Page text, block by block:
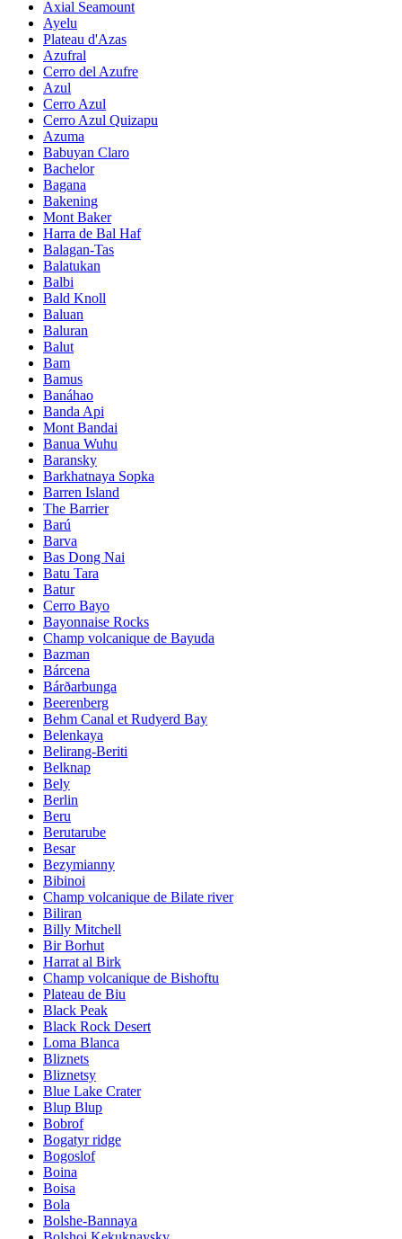
Axial Seamount
Ayelu
Plateau d'Azas
Azufral
Cerro del Azufre
Azul
Cerro Azul
Cerro Azul Quizapu
Azuma
Babuyan Claro
Bachelor
Bagana
Bakening
Mont Baker
Harra de Bal Haf
Balagan-Tas
Balatukan
Balbi
Bald Knoll
Baluan
Baluran
Balut
Bam
Bamus
Banáhao
Banda Api
Mont Bandai
Banua Wuhu
Baransky
Barkhatnaya Sopka
Barren Island
The Barrier
Barú
Barva
Bas Dong Nai
Batu Tara
Batur
Cerro Bayo
Bayonnaise Rocks
Champ volcanique de Bayuda
Bazman
Bárcena
Bárðarbunga
Beerenberg
Behm Canal et Rudyerd Bay
Belenkaya
Belirang-Beriti
Belknap
Bely
Berlin
Beru
Berutarube
Besar
Bezymianny
Bibinoi
Champ volcanique de Bilate river
Biliran
Billy Mitchell
Bir Borhut
Harrat al Birk
Champ volcanique de Bishoftu
Plateau de Biu
Black Peak
Black Rock Desert
Loma Blanca
Bliznets
Bliznetsy
Blue Lake Crater
Blup Blup
Bobrof
Bogatyr ridge
Bogoslof
Boina
Boisa
Bola
Bolshe-Bannaya